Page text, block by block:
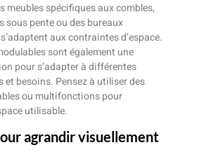
meubles spécifiques aux combles,
sous pente ou des bureaux
aux contraintes d’espace.
sont également une
pour s’adapter à différentes
besoins. Pensez à utiliser des
ou multifonctions pour
utilisable.
agrandir visuellement